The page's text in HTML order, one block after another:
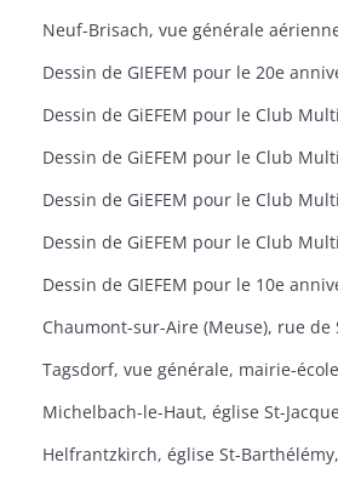
Neuf-Brisach, vue générale
Tagsdorf, vue générale, mairie-